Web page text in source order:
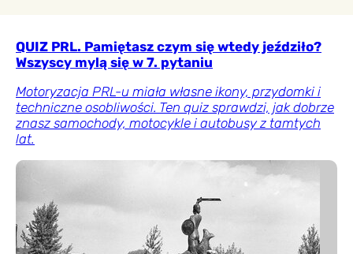
QUIZ PRL. Pamiętasz czym się wtedy jeździło?
Wszyscy mylą się w 7. pytaniu
Motoryzacja PRL-u miała własne ikony, przydomki i
techniczne osobliwości. Ten quiz sprawdzi, jak dobrze
znasz samochody, motocykle i autobusy z tamtych
lat.